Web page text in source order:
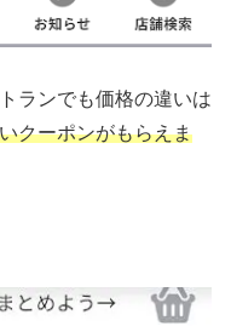
ランでも価格の違いは
クーポンがもらえま